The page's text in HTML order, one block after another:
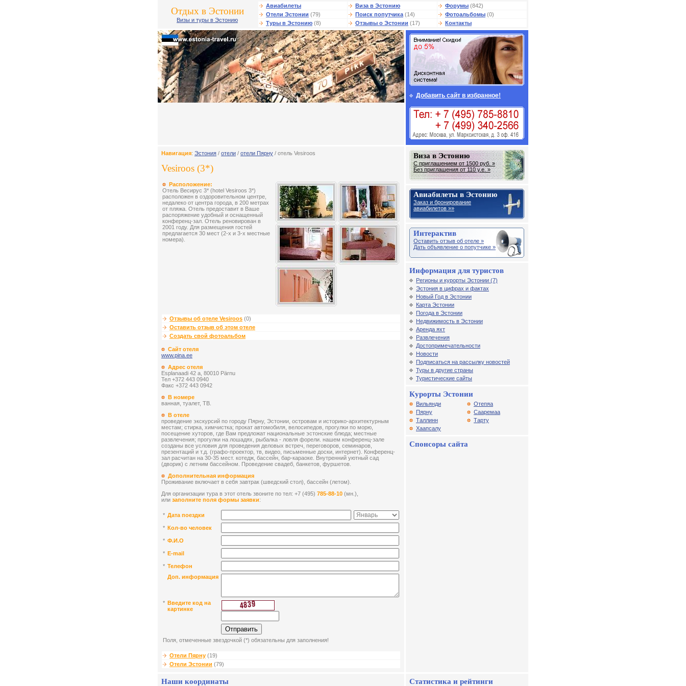
Отдых в Эстонии
Визы и туры в Эстонию
Авиабилеты Виза в Эстонию Форумы (842)
Отели Эстонии (79) Поиск попутчика (14) Фотоальбомы (0)
Туры в Эстонию (8) Отзывы о Эстонии (17) Контакты
Добавить сайт в избранное!
Навигация: Эстония / отели / отели Пярну / отель Vesiroos
Vesiroos (3*)
Расположение:
Отель Весирус 3* (hotel Vesiroos 3*)
расположен в оздоровительном центре,
недалеко от центра города, в 200 метрах
от пляжа. Отель предоставит в Ваше
распоряжение удобный и оснащенный
конференц-зал. Отель реновирован в
2001 году. Для размещения гостей
предлагается 30 мест (2-х и 3-х местные
номера).
Отзывы об отеле Vesiroos (0)
Оставить отзыв об этом отеле
Создать свой фотоальбом
Сайт отеля
www.pina.ee
Адрес отеля
Esplanaadi 42 a, 80010 Pärnu
Тел +372 443 0940
Факс +372 443 0942
В номере
ванная, туалет, ТВ.
В отеле
проведение экскурсий по городу Пярну, Эстонии, островам и историко-архитектурным
местам; стирка, химчистка; прокат автомобиля, велосипедов, прогулки по морю,
посещение хуторов, где Вам предложат национальные эстонские блюда; местные
развлечения; прогулки на лошадях, рыбалка - ловля форели. нашем конференц-зале
созданы все условия для проведения деловых встреч, переговоров, семинаров,
презентаций и т.д. (графо-проектор, тв, видео, письменные доски, интернет). Конференц-
зал расчитан на 30-35 мест. котедж, бассейн, бар-караоке. Внутренний уютный сад
(дворик) с летним бассейном. Проведение свадеб, банкетов, фуршетов.
Дополнительная информация
Проживание включает в себя завтрак (шведский стол), бассейн (летом).
Для организации тура в этот отель звоните по тел: +7 (495) 785-88-10 (мн.),
или заполните поля формы заявки:
* Дата поездки
* Кол-во человек
* Ф.И.О
* E-mail
* Телефон
Доп. информация
* Введите код на
картинке
Поля, отмеченные звездочкой (*) обязательны для заполнения!
Отели Пярну (19)
Отели Эстонии (79)
Виза в Эстонию
С приглашением от 1500 руб. »
Без приглашения от 110 у.е. »
Авиабилеты в Эстонию
Заказ и бронирование
авиабилетов »»
Интерактив
Оставить отзыв об отеле »
Дать объявление о попутчике »
Информация для туристов
Регионы и курорты Эстонии (7)
Эстония в цифрах и фактах
Новый Год в Эстонии
Карта Эстонии
Погода в Эстонии
Недвижимость в Эстонии
Аренда яхт
Развлечения
Достопримечательности
Новости
Подписаться на рассылку новостей
Туры в другие страны
Туристические сайты
Курорты Эстонии
Вильянди
Пярну
Таллинн
Хаапсалу
Отепяа
Сааремаа
Тарту
Спонсоры сайта
Наши координаты Статистика и рейтинги